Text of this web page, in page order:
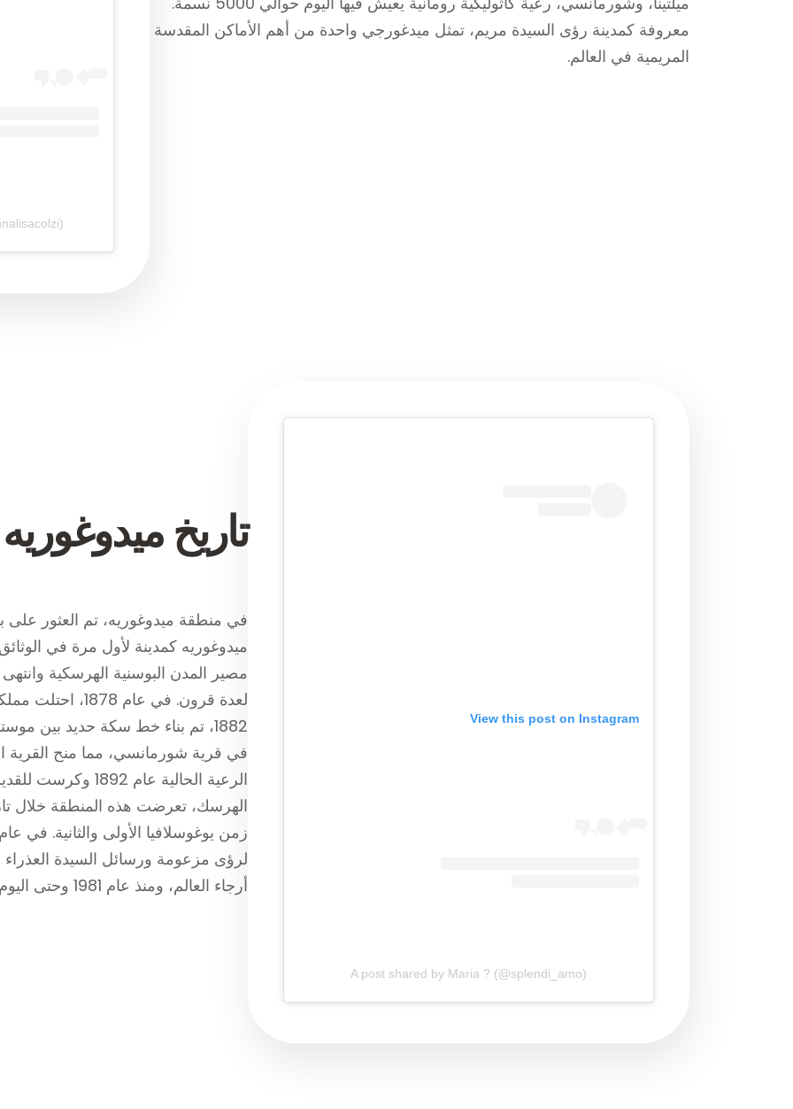
معروفة كمدينة رؤى السيدة مريم، تمثل ميدغورجي واحدة من أهم الأماكن المقدسة
المريمية في العالم.
View this post on Instagram
A post shared by Maria ? (@splendi_amo)
تاريخ ميدوغوريه
في منطقة ميدوغوريه، تم العثور على
مصير المدن البوسنية الهرسكية
لعدة قرون. في
1882، تم بناء خط سكة حديد بين
في قرية شورمانسي، مما منح
الرعية الحالية
الهرسك، تعرضت هذه المنطقة خلال
لرؤى مزعومة ورسائل السيدة
أرجاء العالم، ومنذ عام 1981 وحتى اليوم، زار ميدوغوريه 30 مليون حاج.